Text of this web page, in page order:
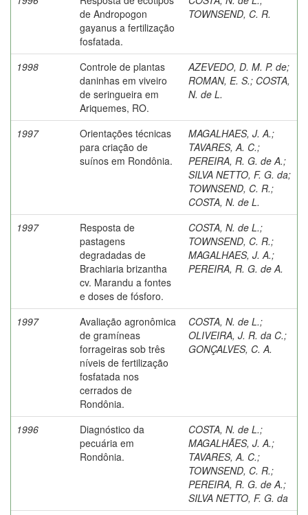
de Andropogon
gayanus a fertilização
fosfatada.
TOWNSEND, C. R.
1998
Controle de plantas
daninhas em viveiro
de seringueira em
Ariquemes, RO.
AZEVEDO, D. M. P. de;
ROMAN, E. S.; COSTA,
N. de L.
1997
Orientações técnicas
para criação de
suínos em Rondônia.
MAGALHAES, J. A.;
TAVARES, A. C.;
PEREIRA, R. G. de A.;
SILVA NETTO, F. G. da;
TOWNSEND, C. R.;
COSTA, N. de L.
1997
Resposta de
pastagens
degradadas de
Brachiaria brizantha
cv. Marandu a fontes
e doses de fósforo.
COSTA, N. de L.;
TOWNSEND, C. R.;
MAGALHAES, J. A.;
PEREIRA, R. G. de A.
1997
Avaliação agronômica
de gramíneas
forrageiras sob três
níveis de fertilização
fosfatada nos
cerrados de
Rondônia.
COSTA, N. de L.;
OLIVEIRA, J. R. da C.;
GONÇALVES, C. A.
1996
Diagnóstico da
pecuária em
Rondônia.
COSTA, N. de L.;
MAGALHÃES, J. A.;
TAVARES, A. C.;
TOWNSEND, C. R.;
PEREIRA, R. G. de A.;
SILVA NETTO, F. G. da